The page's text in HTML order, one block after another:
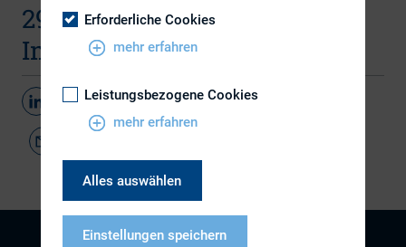
29. DIRK-Konferenz:
Impressionen Tag 2
Teilen
Erforderliche Cookies
mehr erfahren
Leistungsbezogene Cookies
mehr erfahren
Alles auswählen
Einstellungen speichern